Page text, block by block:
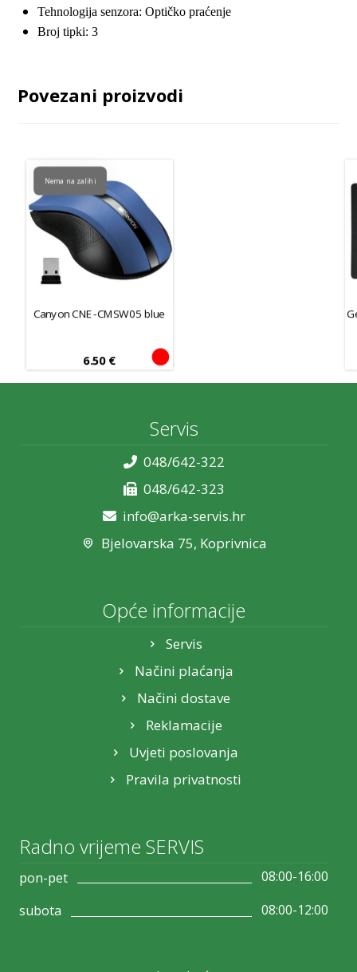
Tehnologija senzora: Optičko praćenje
Broj tipki: 3
Povezani proizvodi
Canyon CNE-CMSW05 blue
6.50 €
Nema na zalihi
Servis
048/642-322
048/642-323
info@arka-servis.hr
Bjelovarska 75, Koprivnica
Opće informacije
Servis
Načini plaćanja
Načini dostave
Reklamacije
Uvjeti poslovanja
Pravila privatnosti
Radno vrijeme SERVIS
pon-pet
08:00-16:00
subota
08:00-12:00